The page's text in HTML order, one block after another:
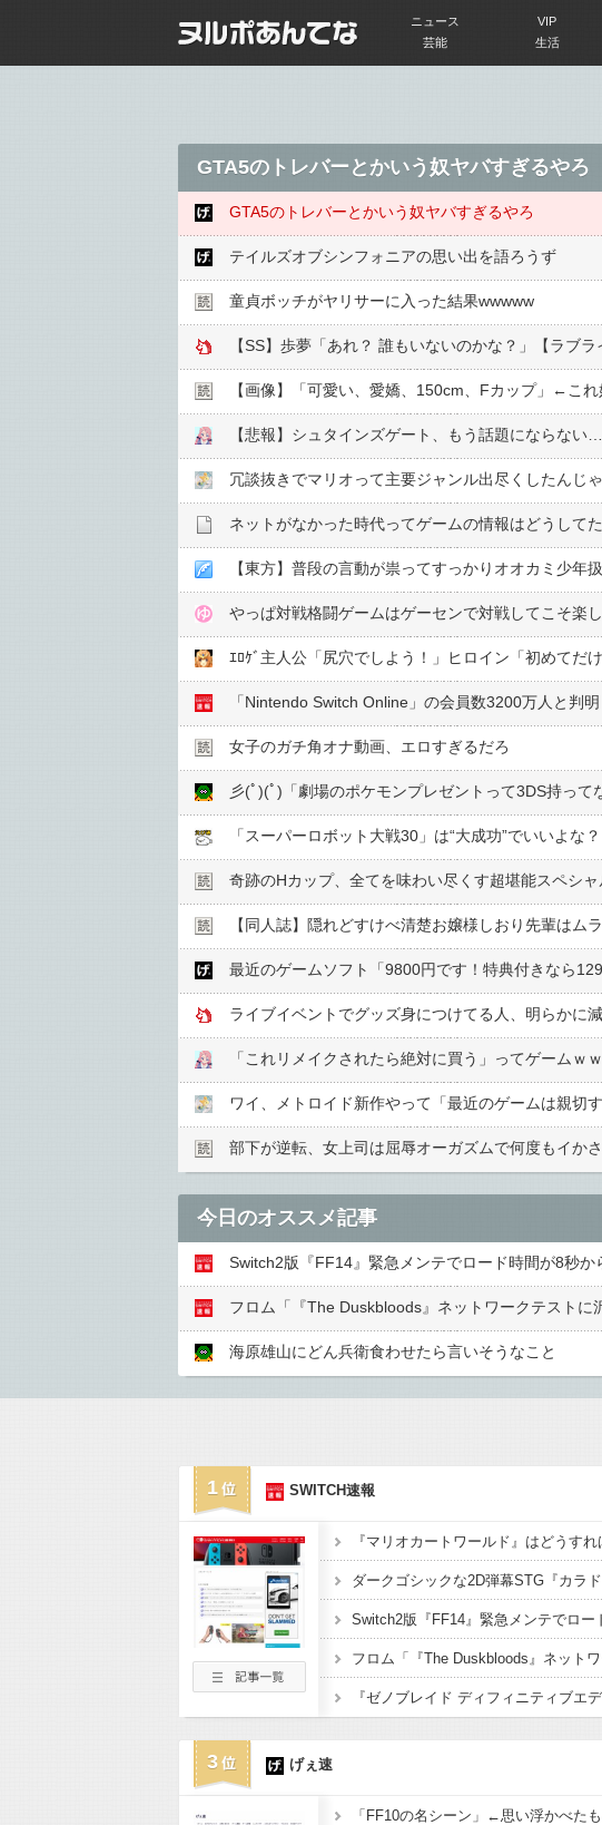
ニュース VIP
芸能
生活
GTA5のトレバーとかいう奴ヤバすぎるやろ
GTA5のトレバーとかいう奴ヤバすぎるやろ
テイルズオブシンフォニアの思い出を語ろうず
童貞ボッチがヤリサーに入った結果wwwww
【SS】歩夢「あれ？ 誰もいないのかな？」【ラブラ
【画像】「可愛い、愛嬌、150cm、Fカップ」←こ
【悲報】シュタインズゲート、もう話題にならない…
冗談抜きでマリオって主要ジャンル出尽くしたんじ
ネットがなかった時代ってゲームの情報はどうして
【東方】普段の言動が祟ってすっかりオオカミ少
やっぱ対戦格闘ゲームはゲーセンで対戦してこそ楽
ｴﾛｹﾞ主人公「尻穴でしよう！」ヒロイン「初めてだ
「Nintendo Switch Online」の会員数3200万人と判明
女子のガチ角オナ動画、エロすぎるだろ
彡(ﾟ)(ﾟ)「劇場のポケモンプレゼントって3DS持って
「スーパーロボット大戦30」は“大成功”でいいよな？
奇跡のHカップ、全てを味わい尽くす超堪能スペシャ
【同人誌】隠れどすけべ清楚お嬢様しおり先輩はム
最近のゲームソフト「9800円です！特典付きなら
ライブイベントでグッズ身につけてる人、明らかに
「これリメイクされたら絶対に買う」ってゲームｗ
ワイ、メトロイド新作やって「最近のゲームは親切
部下が逆転、女上司は屈辱オーガズムで何度もイか
今日のオススメ記事
Switch2版『FF14』緊急メンテでロード時間が8秒か
フロム「『The Duskbloods』ネットワークテストに
海原雄山にどん兵衛食わせたら言いそうなこと
1 SWITCH速報
『マリオカートワールド』はどうす
3 げぇ速
「FF10の名シーン」←思い浮かべた